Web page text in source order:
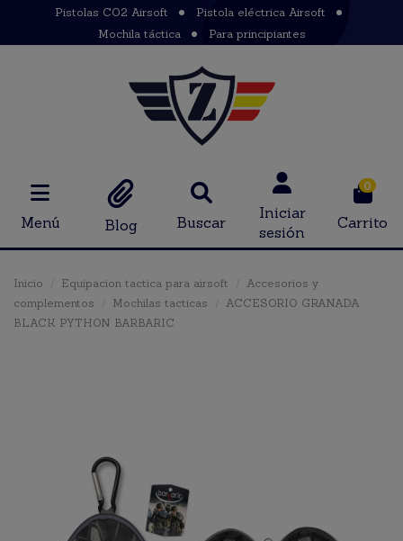
Pistolas CO2 Airsoft
Pistola eléctrica Airsoft
Mochila táctica
Para principiantes
Menú Blog Buscar
Iniciar
sesión
0
Carrito
Inicio Equipacion tactica para airsoft
Accesorios y
complementos
Mochilas tacticas
ACCESORIO GRANADA
BLACK PYTHON BARBARIC